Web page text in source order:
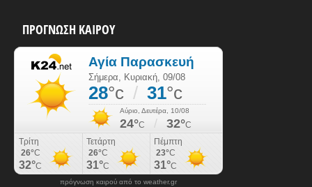
ΠΡΟΓΝΩΣΗ ΚΑΙΡΟΥ
πρόγνωση καιρού από το weather.gr